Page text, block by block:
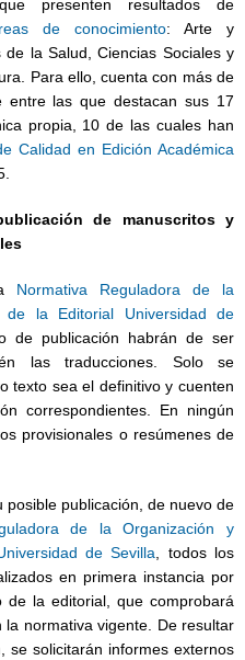
presenten resultados de
de conocimiento: Arte y
de la Salud, Ciencias Sociales y
Para ello, cuenta con más de
entre las que destacan sus 17
propia, 10 de las cuales han
Calidad en Edición Académica
de manuscritos y
Normativa Reguladora de la
de la Editorial Universidad de
de publicación habrán de ser
las traducciones. Solo se
texto sea el definitivo y cuenten
correspondientes. En ningún
provisionales o resúmenes de
publicación, de nuevo de
de la Organización y
de Sevilla, todos los
en primera instancia por
de la editorial, que comprobará
normativa vigente. De resultar
se solicitarán informes externos